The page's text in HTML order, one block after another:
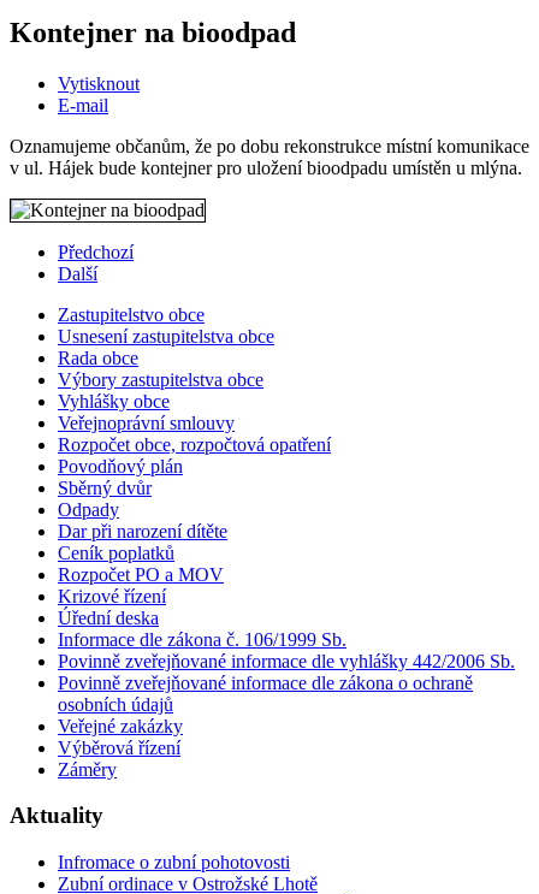
Kontejner na bioodpad
Vytisknout
E-mail
Oznamujeme občanům, že po dobu rekonstrukce místní komunikace
v ul. Hájek bude kontejner pro uložení bioodpadu umístěn u mlýna.
Předchozí
Další
Zastupitelstvo obce
Usnesení zastupitelstva obce
Rada obce
Výbory zastupitelstva obce
Vyhlášky obce
Veřejnoprávní smlouvy
Rozpočet obce, rozpočtová opatření
Povodňový plán
Sběrný dvůr
Odpady
Dar při narození dítěte
Ceník poplatků
Rozpočet PO a MOV
Krizové řízení
Úřední deska
Informace dle zákona č. 106/1999 Sb.
Povinně zveřejňované informace dle vyhlášky 442/2006 Sb.
Povinně zveřejňované informace dle zákona o ochraně
osobních údajů
Veřejné zakázky
Výběrová řízení
Záměry
Aktuality
Infromace o zubní pohotovosti
Zubní ordinace v Ostrožské Lhotě